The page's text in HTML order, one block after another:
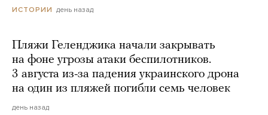
ИСТОРИИ день назад
Пляжи Геленджика начали закрывать
на фоне угрозы атаки беспилотников.
3 августа из-за падения украинского дрона
на один из пляжей погибли семь человек
день назад